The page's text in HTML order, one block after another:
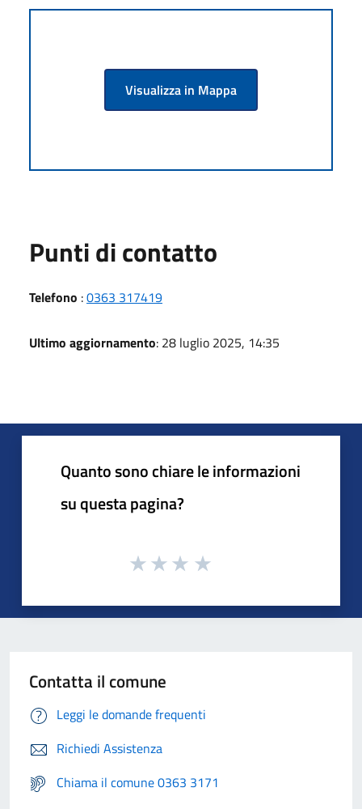
Visualizza in Mappa
Punti di contatto
Telefono :0363 317419
Ultimo aggiornamento: 28 luglio 2025, 14:35
Quanto sono chiare le informazioni
su questa pagina?
Contatta il comune
Leggi le domande frequenti
Richiedi Assistenza
Chiama il comune 0363 3171